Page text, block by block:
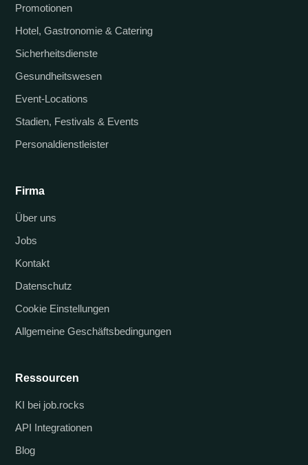
Promotionen
Hotel, Gastronomie & Catering
Sicherheitsdienste
Gesundheitswesen
Event-Locations
Stadien, Festivals & Events
Personaldienstleister
Firma
Über uns
Jobs
Kontakt
Datenschutz
Cookie Einstellungen
Allgemeine Geschäftsbedingungen
Ressourcen
KI bei job.rocks
API Integrationen
Blog